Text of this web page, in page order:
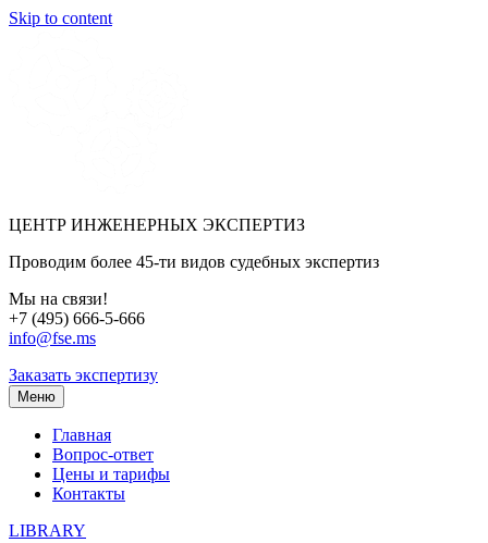
Skip to content
ЦЕНТР ИНЖЕНЕРНЫХ ЭКСПЕРТИЗ
Проводим более 45-ти видов судебных экспертиз
Мы на связи!
+7 (495) 666-5-666
info@fse.ms
Заказать экспертизу
Меню
Главная
Вопрос-ответ
Цены и тарифы
Контакты
LIBRARY